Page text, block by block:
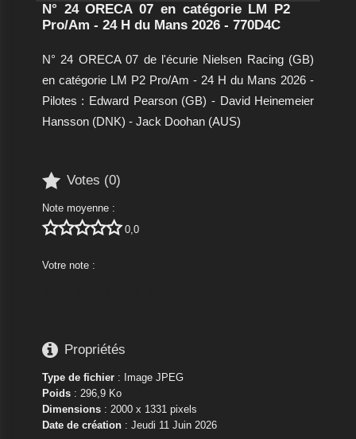
N° 24 ORECA 07 en catégorie LM P2
Pro/Am - 24 H du Mans 2026 - 770D4C
N° 24 ORECA 07 de l'écurie Nielsen Racing (GB)
en catégorie LM P2 Pro/Am - 24 H du Mans 2026 -
Pilotes : Edward Pearson (GB) - David Heinemeier
Hansson (DNK) - Jack Doohan (AUS)
 Votes (0)
Note moyenne :
 0,0
Votre note :
 Propriétés
Type de fichier: Image JPEG
Poids: 296,9 Ko
Dimensions: 2000 x 1331 pixels
Date de création: Jeudi 11 Juin 2026